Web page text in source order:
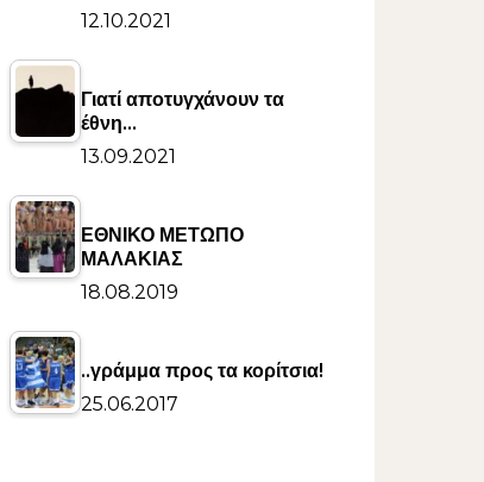
12.10.2021
Γιατί αποτυγχάνουν τα
έθνη…
13.09.2021
ΕΘΝΙΚΟ ΜΕΤΩΠΟ
ΜΑΛΑΚΙΑΣ
18.08.2019
..γράμμα προς τα κορίτσια!
25.06.2017